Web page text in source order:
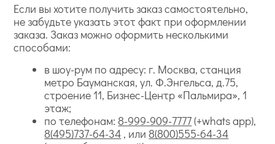
Если вы хотите получить заказ самостоятельно,
не забудьте указать этот факт при оформлении
заказа. Заказ можно оформить несколькими
способами:
в шоу-рум по адресу: г. Москва, станция
метро Бауманская, ул. Ф.Энгельса, д.75,
строение 11, Бизнес-Центр «Пальмира», 1
этаж;
по телефонам: 8-999-909-7777(+whats app),
8(495)737-64-34 , или 8(800)555-64-34